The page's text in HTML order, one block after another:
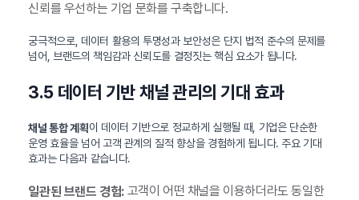
신뢰를 우선하는 기업 문화를 구축합니다.
궁극적으로, 데이터 활용의 투명성과 보안성은 단지 법적 준수의 문제를
넘어, 브랜드의 책임감과 신뢰도를 결정짓는 핵심 요소가 됩니다.
3.5 데이터 기반 채널 관리의 기대 효과
채널 통합 계획이 데이터 기반으로 정교하게 실행될 때, 기업은 단순한
운영 효율을 넘어 고객 관계의 질적 향상을 경험하게 됩니다. 주요 기대
효과는 다음과 같습니다.
일관된 브랜드 경험:고객이 어떤 채널을 이용하더라도 동일한